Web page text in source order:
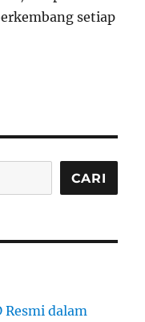
setiap
CARI
Resmi dalam